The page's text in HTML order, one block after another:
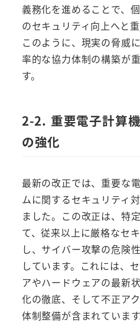
義務化を進めることで、
のセキュリティ向上へと
このように、現実の脅威
率的な協力体制の構築が
す。
2-2. 重要電子計算
の強化
最新の改正では、重要な
ムに関するセキュリティ
ました。この改正は、特
て、従来以上に厳格なセ
し、サイバー攻撃の危険
しています。これには、
アやハードウェアの最新
化の徹底、そして不正ア
体制整備が含まれています